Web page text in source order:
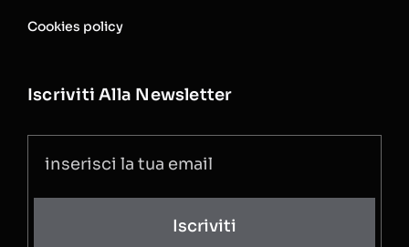
Cookies policy
Iscriviti Alla Newsletter
Iscriviti